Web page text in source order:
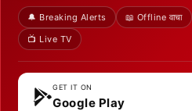
🔔 Breaking Alerts 📖 Offline वाचा
📺 Live TV
GET IT ON
Google Play